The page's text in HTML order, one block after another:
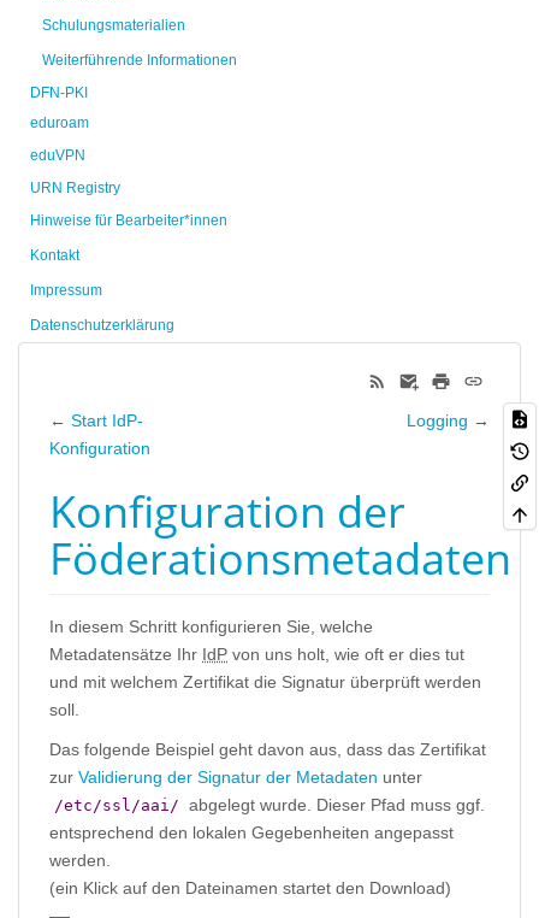
Schulungsmaterialien
Weiterführende Informationen
DFN-PKI
eduroam
eduVPN
URN Registry
Hinweise für Bearbeiter*innen
Kontakt
Impressum
Datenschutzerklärung
← Start IdP-
Konfiguration
Logging →
Konfiguration der
Föderationsmetadaten
In diesem Schritt konfigurieren Sie, welche
Metadatensätze Ihr IdP von uns holt, wie oft er dies tut
und mit welchem Zertifikat die Signatur überprüft werden
soll.
Das folgende Beispiel geht davon aus, dass das Zertifikat
zur Validierung der Signatur der Metadaten unter
/etc/ssl/aai/ abgelegt wurde. Dieser Pfad muss ggf.
entsprechend den lokalen Gegebenheiten angepasst
werden.
(ein Klick auf den Dateinamen startet den Download)